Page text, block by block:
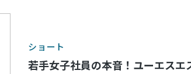
ショート
若手女子社員の本音！ユーエスエ